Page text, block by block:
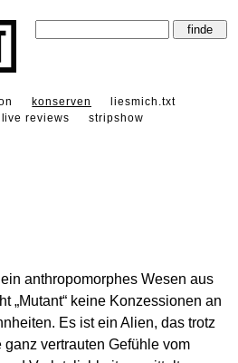
konserven
liesmich.txt
live reviews
stripshow
anthropomorphes Wesen aus
„Mutant“ keine Konzessionen an
Es ist ein Alien, das trotz
vertrauten Gefühle vom